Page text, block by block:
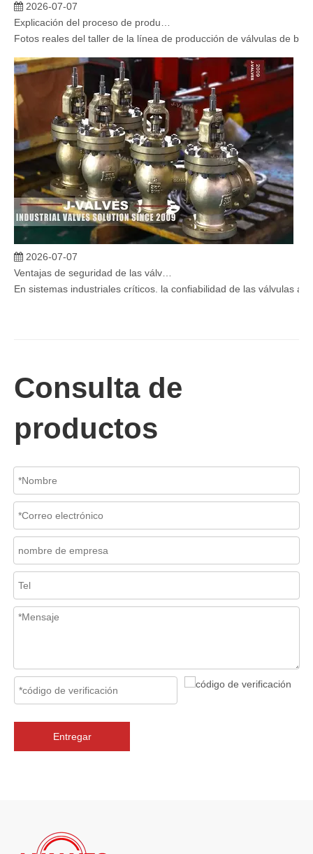
Fotos reales del taller de la línea de producción de válvulas de
En sistemas industriales críticos, la confiabilidad de las válvulas
Mecanismo de separación de flujo en filtros de cesta
En los sistemas de tuberías industriales, mantener la calidad del
Consulta de
productos
Entregar